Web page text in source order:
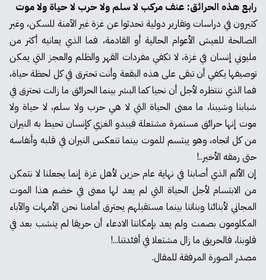
رابع هذه الحرائق: عنف مركب لا سلم ولا حرب لا حياة ولا موت
كثيرون في دراسات وتقارير دولية تحدثوا عن غزة غير الآمنة للسكن، وغير
الصالحة للعيش الأعوام الحالية أو القادمة، فما الذي يعانيه أكثر من
مليوني إنسان في غزة، لا تكفي مفردات القهر والظلم والعجز التي يمكن
توصيفها يكفي أن تبقى على هذه البقعة وأنت تحترق في كل لحظة حياة،
فما الذي ننتظره لأجل أن نحيا كما البشر بينما الحرائق ما زالت تحترق في
شبابنا وشيبنا، ما معنى الحياة التي لا هي حرب ولا سلم، لا حياة ولا
موت إنها حرائق مستمرة مشتعلة فيبدو الغزي كإنسان تحيط به النيران
من كل اتجاه، وهو يبتسم للموت بينما تنعكس النيران في قلبه وأنفاسه
حتى رمقه الأخير..!
إن الألم الذي أصابنا في نهاية عام حزين لأهل غزة إنما يجعلنا لا نتمكن
من الابتسام لأجل الحياة التي لم يعد لها معنى في خضم هذا الموت
المجاني لأبنائنا وبناتنا بينما مستقبلهم يحترق أمامنا نحن الأمهات والآباء
المكلومون بصمت ولم يعد بإمكاننا الادعاء أن حريقا لم ينشب بعد في
قلوبنا، فالحريق ما زال مشتعلا في أفئدتنا...!
مصدر الصورة المرفقة للمقال.